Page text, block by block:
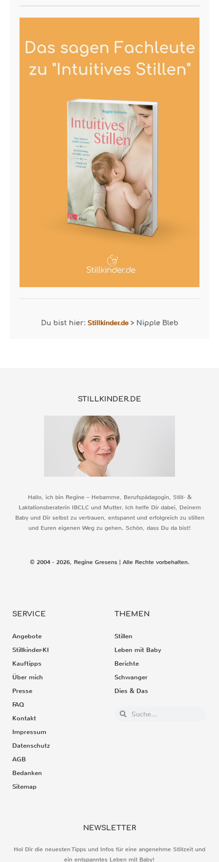
Du bist hier: Stillkinder.de> Nipple Bleb
STILLKINDER.DE
Hallo, ich bin Regine – Hebamme, Berufspädagogin, Still- &
Laktationsberaterin IBCLC und Mutter. Ich helfe Dir dabei, Deinem
Baby und Dir selbst zu vertrauen, entspannt und erfolgreich zu stillen
und Euren eigenen Weg zu gehen. Schön, dass Du da bist!
© 2004 - 2026, Regine Gresens | Alle Rechte vorbehalten.
SERVICE
Angebote
Stillkinder-KI
Kauftipps
Über mich
Presse
FAQ
Kontakt
Impressum
Datenschutz
AGB
Bedanken
Sitemap
THEMEN
Stillen
Leben mit Baby
Berichte
Schwanger
Dies & Das
NEWSLETTER
Hol Dir die neuesten Tipps und Infos für eine angenehme Stillzeit und
ein entspanntes Leben mit Baby!